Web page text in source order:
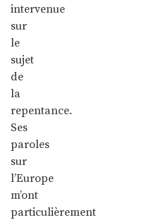
intervenue
sur
le
sujet
de
la
repentance.
Ses
paroles
sur
l’Europe
m’ont
particulièrement